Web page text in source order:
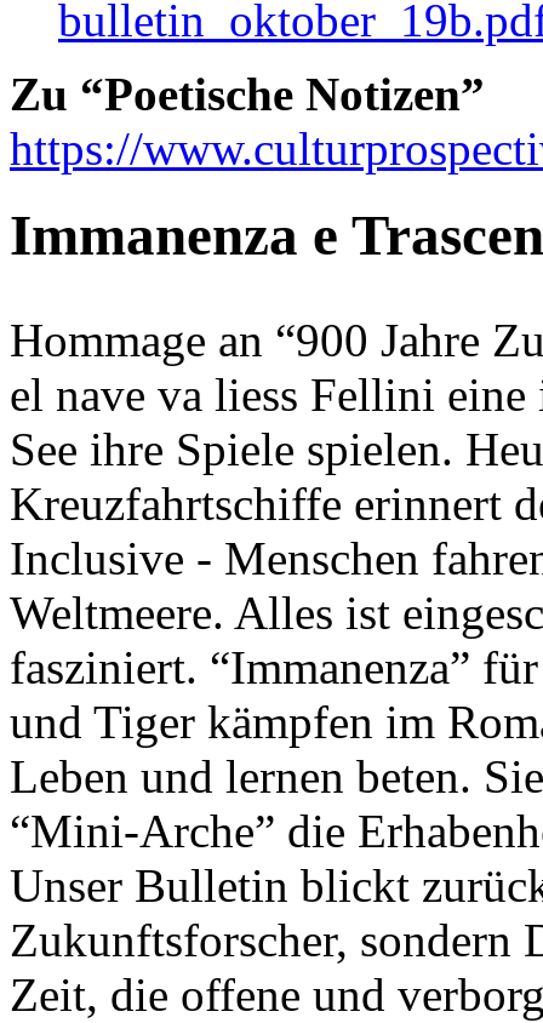
Zu “Poetische Notizen”
https://
Immanenza e
Hommage an “900 Jahre
el nave va liess Fellini
See ihre Spiele spielen.
Kreuzfahrtschiffe erinnert
Inclusive - Menschen
Weltmeere. Alles ist
fasziniert. “Immanenza”
und Tiger kämpfen im
Leben und lernen beten.
“Mini-Arche” die
Unser Bulletin blickt
Zukunftsforscher, sondern
Zeit, die offene und